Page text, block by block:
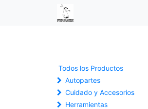
Todos los Productos
Autopartes
Cuidado y Accesorios
Herramientas